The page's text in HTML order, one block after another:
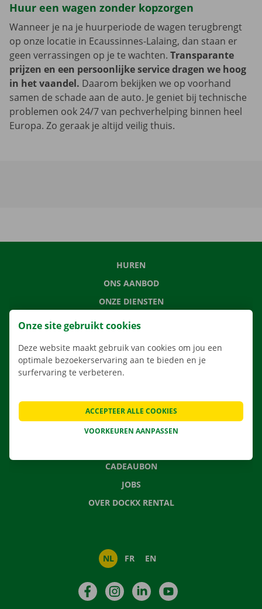
Huur een wagen zonder kopzorgen
Wanneer je na je huurperiode de wagen terugbrengt
op onze locatie in Ecaussinnes-Lalaing, dan staan er
geen verrassingen op je te wachten. Transparante
prijzen en een persoonlijke service dragen we hoog
in het vaandel. Daarom bekijken we op voorhand
samen de schade aan de auto. Je geniet bij technische
problemen ook 24/7 van pechverhelping binnen heel
Europa. Zo geraak je altijd veilig thuis.
HUREN
ONS AANBOD
ONZE DIENSTEN
LOCATIES
VERHUISOPLOSSINGEN
CONTACTEER ONS
VEELGESTELDE VRAGEN
CADEAUBON
JOBS
OVER DOCKX RENTAL
NL FR EN
FacebookInstagramLinkedIn
Onze site gebruikt cookies
Deze website maakt gebruik van cookies om jou een
optimale bezoekerservaring aan te bieden en je
surfervaring te verbeteren.
VOORKEUREN AANPASSEN
ACCEPTEER ALLE COOKIES